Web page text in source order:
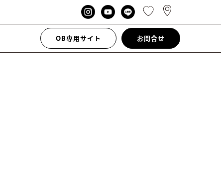
OB専用サイト お問合せ